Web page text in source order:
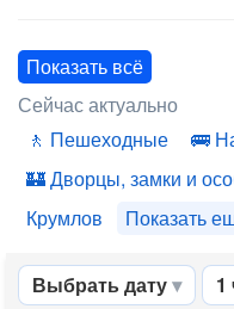
Показать всё
Сейчас актуально
Пешеходные
Дворцы, замки и
Крумлов
Показать
Выбрать дату 1